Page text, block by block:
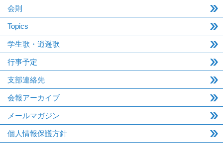
会則
Topics
学生歌・逍遥歌
行事予定
支部連絡先
会報アーカイブ
メールマガジン
個人情報保護方針